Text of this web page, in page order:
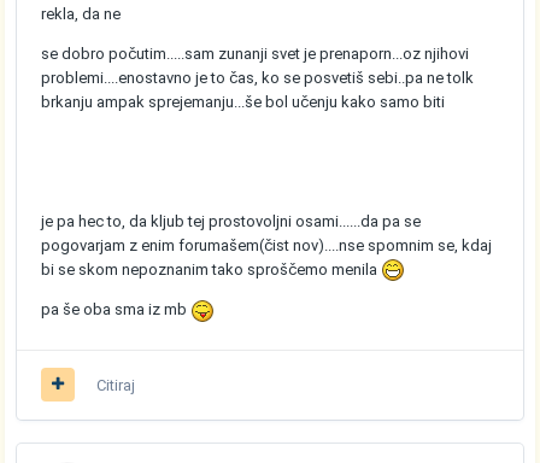
rekla, da ne
se dobro počutim.....sam zunanji svet je prenaporn...oz njihovi
problemi....enostavno je to čas, ko se posvetiš sebi..pa ne tolk
brkanju ampak sprejemanju...še bol učenju kako samo biti
je pa hec to, da kljub tej prostovoljni osami......da pa se
pogovarjam z enim forumašem(čist nov)....nse spomnim se, kdaj
bi se skom nepoznanim tako sproščemo menila
pa še oba sma iz mb
Citiraj